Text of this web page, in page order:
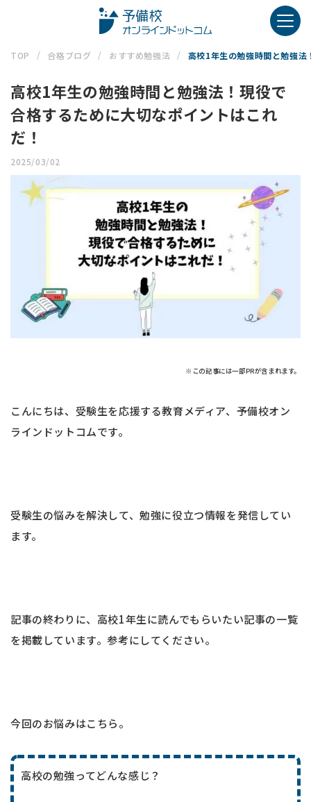
TOP 合格ブログ おすすめ勉強法 高校1年生の勉強時間と勉強
高校1年生の勉強時間と勉強法！現役で
合格するために大切なポイントはこれ
だ！
2025/03/02
※この記事には一部PRが含まれます。
こんにちは、受験生を応援する教育メディア、予備校オン
ラインドットコムです。
受験生の悩みを解決して、勉強に役立つ情報を発信してい
ます。
記事の終わりに、高校1年生に読んでもらいたい記事の一覧
を掲載しています。参考にしてください。
今回のお悩みはこちら。
高校の勉強ってどんな感じ？